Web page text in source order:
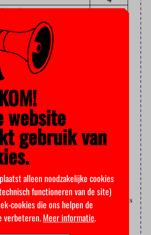
nog geen tien procent van de
beurs. De kritiek op dit soort beurzen is
moeite wordt verspild als zoveel
het net vissen.
website
gebruik van
alleen noodzakelijke cookies
functioneren van de site)
cookies die ons helpen de
verbeteren.Meer informatie.